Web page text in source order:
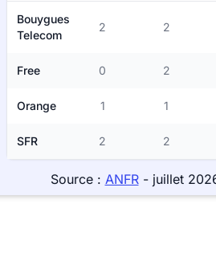
Bouygues
Telecom
2 2
Free 0 2
Orange 1 1
SFR 2 2
Source : ANFR- juillet